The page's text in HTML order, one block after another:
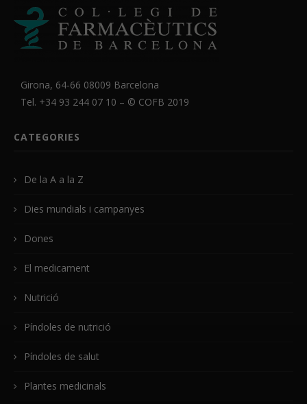
Girona, 64-66 08009 Barcelona
Tel. +34 93 244 07 10 – © COFB 2019
CATEGORIES
De la A a la Z
Dies mundials i campanyes
Dones
El medicament
Nutrició
Píndoles de nutrició
Píndoles de salut
Plantes medicinals